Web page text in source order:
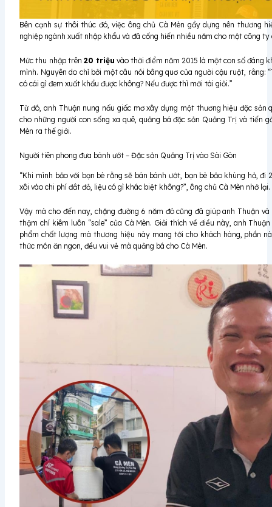
Bên cạnh sự thôi thúc đó, việc ông chủ Cà Mèn gầy dựng nên thương
nghiệp ngành xuất nhập khẩu và đã cống hiến nhiều năm cho một công
Mức thu nhập trên 20 triệu vào thời điểm năm 2015 là một con số đáng
mình. Nguyên do chỉ bởi một câu nói bâng quơ của người cậu ruột, rằng:
có cái gì đem xuất khẩu được không? Nếu được thì mới tài giỏi.”
Từ đó, anh Thuận nung nấu giấc mơ xây dựng một thương hiệu đặc
cho những người con sống xa quê, quảng bá đặc sản Quảng Trị và tiến
Mèn ra thế giới.
Người tiên phong đưa bánh ướt – Đặc sản Quảng Trị vào Sài Gòn
“Khi mình bảo với bạn bè rằng sẽ bán bánh ướt, bạn bè bảo khùng hả,
xôi vào chi phí đắt đỏ, liệu có gì khác biệt không?”, ông chủ Cà Mèn nhớ lại.
Vậy mà cho đến nay, chặng đường 6 năm đó cũng đã giúp anh Thuận
thậm chí kiêm luôn “sale” của Cà Mèn. Giải thích về điều này, anh
phẩm chất lượng mà thương hiệu này mang tới cho khách hàng, phần
thức món ăn ngon, đều vui vẻ mà quảng bá cho Cà Mèn.